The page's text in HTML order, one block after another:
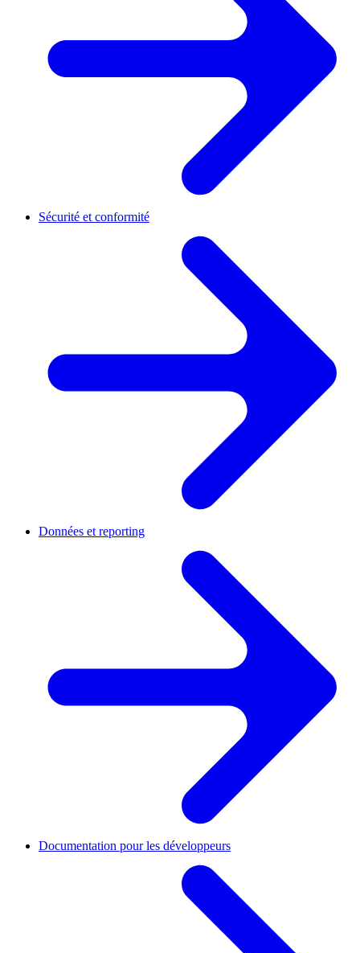
Sécurité et conformité
Données et reporting
Documentation pour les développeurs